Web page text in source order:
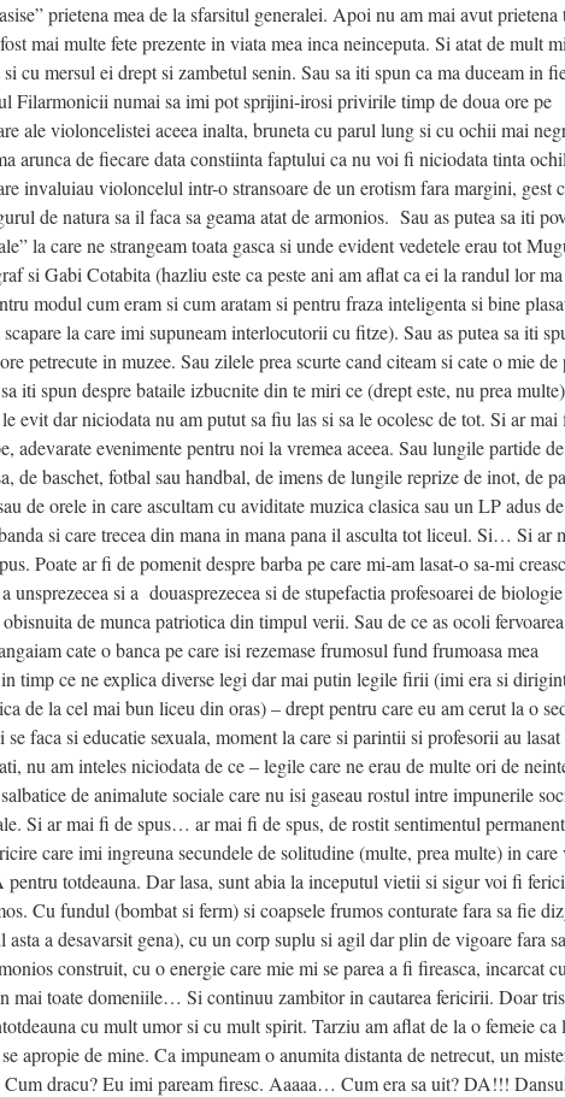
prietena mea de la sfarsitul generalei. Apoi nu am mai avut prietena
mai multe fete prezente in viata mea inca neinceputa. Si atat de mult
cu mersul ei drept si zambetul senin. Sau sa iti spun ca ma duceam in
Filarmonicii numai sa imi pot sprijini-irosi privirile timp de doua ore pe
ale violoncelistei aceea inalta, bruneta cu parul lung si cu ochii mai
arunca de fiecare data constiinta faptului ca nu voi fi niciodata tinta
invaluiau violoncelul intr-o stransoare de un erotism fara margini, gest
de natura sa il faca sa geama atat de armonios. Sau as putea sa iti
la care ne strangeam toata gasca si unde evident vedetele erau tot
si Gabi Cotabita (hazliu este ca peste ani am aflat ca ei la randul lor ma
modul cum eram si cum aratam si pentru fraza inteligenta si bine
la care imi supuneam interlocutorii cu fitze). Sau as putea sa iti
petrecute in muzee. Sau zilele prea scurte cand citeam si cate o mie de
iti spun despre bataile izbucnite din te miri ce (drept este, nu prea
evit dar niciodata nu am putut sa fiu las si sa le ocolesc de tot. Si ar mai
adevarate evenimente pentru noi la vremea aceea. Sau lungile partide
de baschet, fotbal sau handbal, de imens de lungile reprize de inot, de
de orele in care ascultam cu aviditate muzica clasica sau un LP adus
si care trecea din mana in mana pana il asculta tot liceul. Si… Si ar
Poate ar fi de pomenit despre barba pe care mi-am lasat-o sa-mi
unsprezecea si a douasprezecea si de stupefactia profesoarei de
de munca patriotica din timpul verii. Sau de ce as ocoli fervoarea
cate o banca pe care isi rezemase frumosul fund frumoasa mea
timp ce ne explica diverse legi dar mai putin legile firii (imi era si
de la cel mai bun liceu din oras) – drept pentru care eu am cerut la o
faca si educatie sexuala, moment la care si parintii si profesorii au lasat
nu am inteles niciodata de ce – legile care ne erau de multe ori de
de animalute sociale care nu isi gaseau rostul intre impunerile
Si ar mai fi de spus… ar mai fi de spus, de rostit sentimentul
care imi ingreuna secundele de solitudine (multe, prea multe) in care
pentru totdeauna. Dar lasa, sunt abia la inceputul vietii si sigur voi fi
Cu fundul (bombat si ferm) si coapsele frumos conturate fara sa fie
asta a desavarsit gena), cu un corp suplu si agil dar plin de vigoare fara
construit, cu o energie care mie mi se parea a fi fireasca, incarcat
mai toate domeniile… Si continuu zambitor in cautarea fericirii. Doar
cu mult umor si cu mult spirit. Tarziu am aflat de la o femeie ca
apropie de mine. Ca impuneam o anumita distanta de netrecut, un
Cum dracu? Eu imi paream firesc. Aaaaa… Cum era sa uit? DA!!!